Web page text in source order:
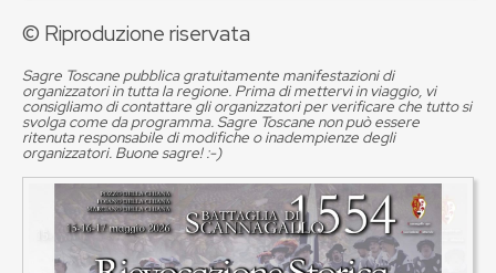
© Riproduzione riservata
Sagre Toscane pubblica gratuitamente manifestazioni di
organizzatori in tutta la regione. Prima di mettervi in viaggio, vi
consigliamo di contattare gli organizzatori per verificare che tutto si
svolga come da programma. Sagre Toscane non può essere
ritenuta responsabile di modifiche o inadempienze degli
organizzatori. Buone sagre! :-)